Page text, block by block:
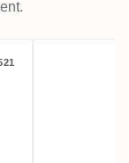
Small